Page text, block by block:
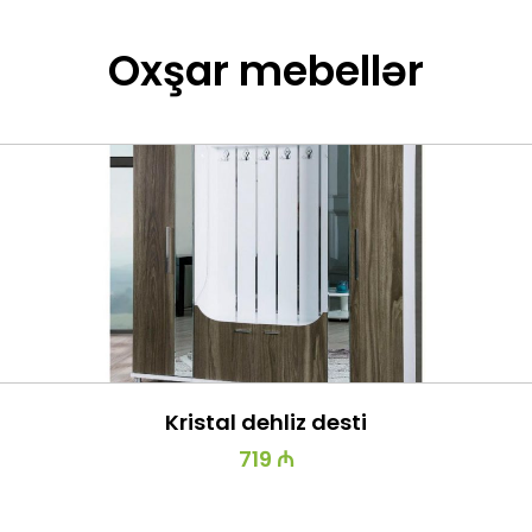
Oxşar mebellər
Kristal dehliz desti
719 ₼